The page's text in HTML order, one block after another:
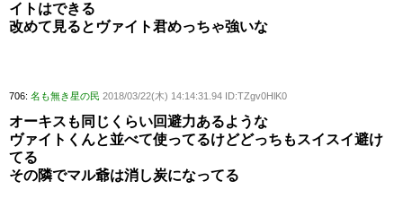
イトはできる
改めて見るとヴァイト君めっちゃ強いな
706: 名も無き星の民 2018/03/22(木) 14:14:31.94 ID:TZgv0HlK0
オーキスも同じくらい回避力あるような
ヴァイトくんと並べて使ってるけどどっちもスイスイ避け
てる
その隣でマル爺は消し炭になってる